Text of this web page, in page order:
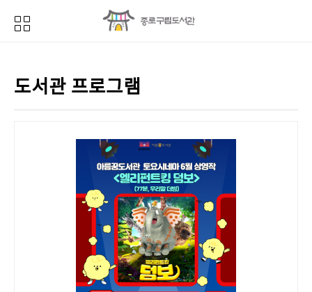
도서관 프로그램